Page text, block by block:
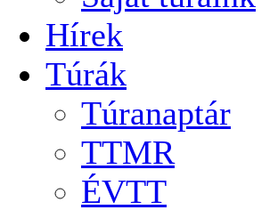
Hírek
Túrák
Túranaptár
TTMR
ÉVTT